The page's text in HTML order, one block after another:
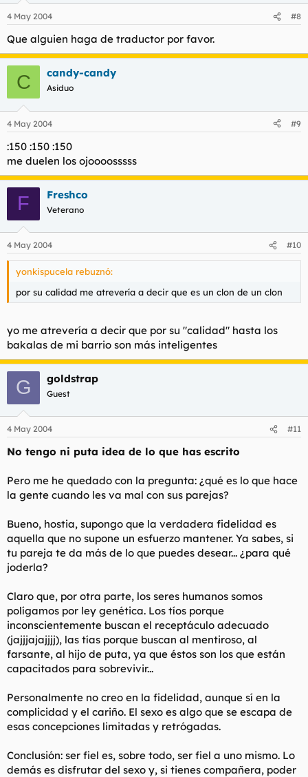
4 May 2004 #8
Que alguien haga de traductor por favor.
C candy-candy
Asiduo
4 May 2004 #9
:150 :150 :150
me duelen los ojoooosssss
F Freshco
Veterano
4 May 2004 #10
yonkispucela rebuznó:
por su calidad me atrevería a decir que es un clon de un clon
yo me atrevería a decir que por su "calidad" hasta los
bakalas de mi barrio son más inteligentes
G goldstrap
Guest
4 May 2004 #11
No tengo ni puta idea de lo que has escrito
Pero me he quedado con la pregunta: ¿qué es lo que hace
la gente cuando les va mal con sus parejas?
Bueno, hostia, supongo que la verdadera fidelidad es
aquella que no supone un esfuerzo mantener. Ya sabes, si
tu pareja te da más de lo que puedes desear... ¿para qué
joderla?
Claro que, por otra parte, los seres humanos somos
polígamos por ley genética. Los tíos porque
inconscientemente buscan el receptáculo adecuado
(jajjjajajjjj), las tías porque buscan al mentiroso, al
farsante, al hijo de puta, ya que éstos son los que están
capacitados para sobrevivir...
Personalmente no creo en la fidelidad, aunque sí en la
complicidad y el cariño. El sexo es algo que se escapa de
esas concepciones limitadas y retrógadas.
Conclusión: ser fiel es, sobre todo, ser fiel a uno mismo. Lo
demás es disfrutar del sexo y, si tienes compañera, poder